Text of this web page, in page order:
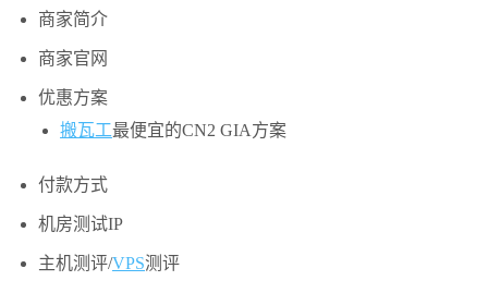
商家简介
商家官网
优惠方案
搬瓦工最便宜的CN2 GIA方案
付款方式
机房测试IP
主机测评/VPS测评